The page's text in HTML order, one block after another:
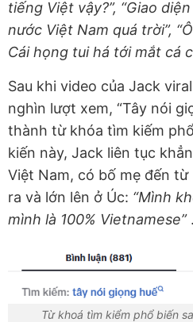
tiếng Việt vậy?”, “Giao
nước Việt Nam quá trời”,
Cái họng tui há tới mắt cá
Sau khi video của Jack
nghìn lượt xem, “Tây nói
thành từ khóa tìm kiếm
kiến này, Jack liên tục
Việt Nam, có bố mẹ đến
ra và lớn lên ở Úc: “Mình
mình là 100% Vietnamese” .
Từ khoá tìm kiểm phổ biến